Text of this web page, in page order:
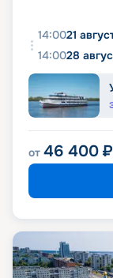
14:0021
14:0028
от 46 400 ₽